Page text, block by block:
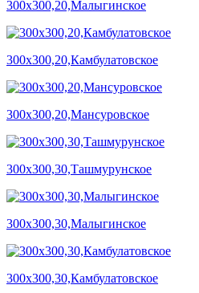
300х300,20,Малыгинское
300х300,20,Камбулатовское
300х300,20,Мансуровское
300х300,30,Ташмурунское
300х300,30,Малыгинское
300х300,30,Камбулатовское